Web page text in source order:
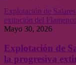
Explotación de
extinción del
Mayo 30, 2026
Explotación de
la progresiva